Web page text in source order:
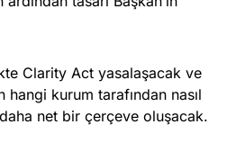
Clarity Act yasalaşacak ve
hangi kurum tarafından nasıl
net bir çerçeve oluşacak.